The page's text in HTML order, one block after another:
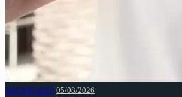
NACIONALES 05/08/2026